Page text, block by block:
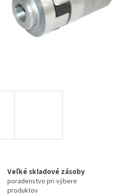
Veľké skladové zásoby
poradenstvo pri výbere
produktov